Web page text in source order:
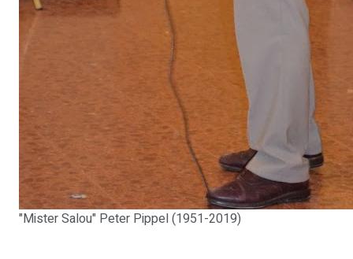
"Mister Salou" Peter Pippel (1951-2019)